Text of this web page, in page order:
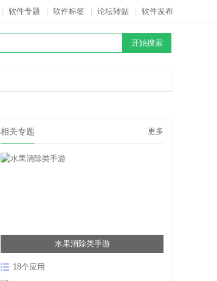
软件专题 软件标签 论坛转贴 软件发布
相关专题 更多
水果消除类手游
18个应用